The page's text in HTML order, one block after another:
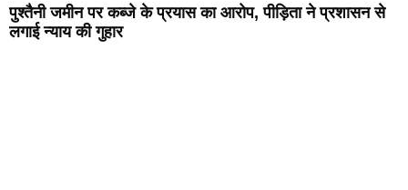
पुश्तैनी जमीन पर कब्जे के प्रयास का आरोप, पीड़िता ने प्रशासन से
लगाई न्याय की गुहार